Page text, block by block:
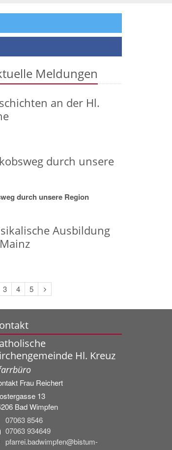
Meldungen
an der Hl.
durch unsere
durch unsere Region
Ausbildung
3 4 5
Nächste
Seite
Hl. Kreuz
Frau Reichert
13
Bad Wimpfen
07063 8546
07063 934649
pfarrei.badwimpfen@bistum-